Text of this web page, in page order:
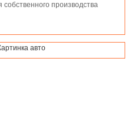
производства